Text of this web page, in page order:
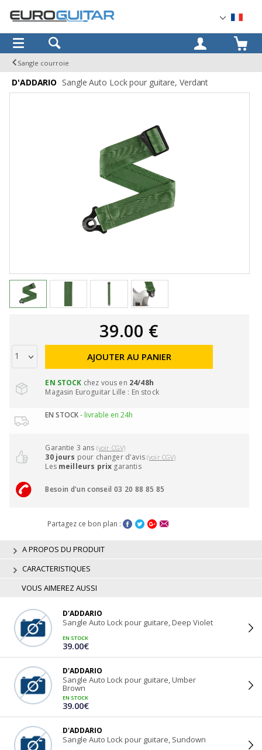
OK
Sangle courroie
D'ADDARIO Sangle Auto Lock pour guitare, Verdant
39.00 €
AJOUTER AU PANIER
EN STOCK chez vous en 24/48h
Magasin Euroguitar Lille : En stock
EN STOCK- livrable en 24h
Garantie 3 ans (voir CGV)
30 jours pour changer d'avis(voir CGV)
Les meilleurs prix garantis
Besoin d'un conseil 03 20 88 85 85
Partagez ce bon plan :
A PROPOS DU PRODUIT
CARACTERISTIQUES
VOUS AIMEREZ AUSSI
D'ADDARIO
Sangle Auto Lock pour guitare, Deep Violet
EN STOCK
39.00€
D'ADDARIO
Sangle Auto Lock pour guitare, Umber
Brown
EN STOCK
39.00€
D'ADDARIO
Sangle Auto Lock pour guitare, Sundown